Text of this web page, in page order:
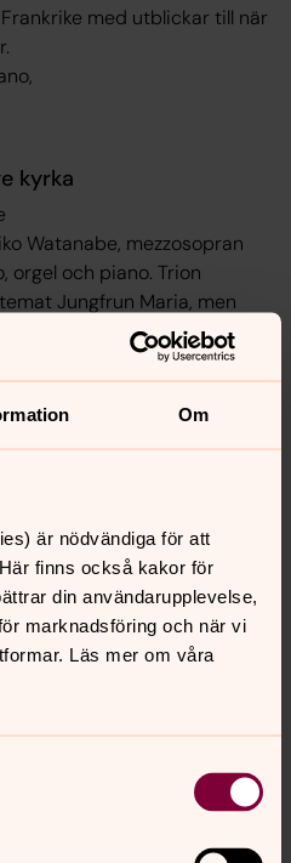
Om
är nödvändiga för att
finns också kakor för
din användarupplevelse,
marknadsföring och när vi
Läs mer om våra
med utblickar till när
kyrka
Watanabe, mezzosopran
orgel och piano. Trion
Jungfrun Maria, men
kyrka
framför sina favoriter
kyrka
Winbro, piano. Ni bjuds på
låtskatten, visor och
kyrka